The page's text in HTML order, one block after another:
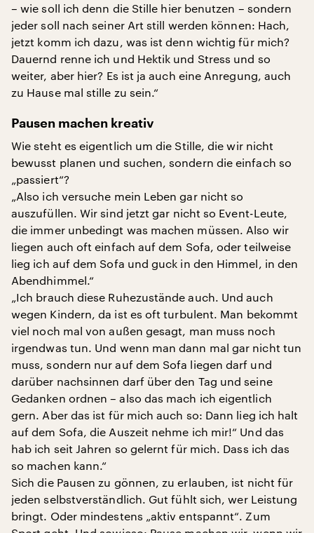
– wie soll ich denn die Stille hier benutzen – sondern
jeder soll nach seiner Art still werden können: Hach,
jetzt komm ich dazu, was ist denn wichtig für mich?
Dauernd renne ich und Hektik und Stress und so
weiter, aber hier? Es ist ja auch eine Anregung, auch
zu Hause mal stille zu sein.“
Pausen machen kreativ
Wie steht es eigentlich um die Stille, die wir nicht
bewusst planen und suchen, sondern die einfach so
„passiert“?
„Also ich versuche mein Leben gar nicht so
auszufüllen. Wir sind jetzt gar nicht so Event-Leute,
die immer unbedingt was machen müssen. Also wir
liegen auch oft einfach auf dem Sofa, oder teilweise
lieg ich auf dem Sofa und guck in den Himmel, in den
Abendhimmel.“
„Ich brauch diese Ruhezustände auch. Und auch
wegen Kindern, da ist es oft turbulent. Man bekommt
viel noch mal von außen gesagt, man muss noch
irgendwas tun. Und wenn man dann mal gar nicht tun
muss, sondern nur auf dem Sofa liegen darf und
darüber nachsinnen darf über den Tag und seine
Gedanken ordnen – also das mach ich eigentlich
gern. Aber das ist für mich auch so: Dann lieg ich halt
auf dem Sofa, die Auszeit nehme ich mir!“ Und das
hab ich seit Jahren so gelernt für mich. Dass ich das
so machen kann.“
Sich die Pausen zu gönnen, zu erlauben, ist nicht für
jeden selbstverständlich. Gut fühlt sich, wer Leistung
bringt. Oder mindestens „aktiv entspannt“. Zum